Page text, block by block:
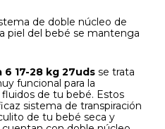
de doble núcleo de
piel del bebé se mantenga
6 17-28 kg 27uds se trata
funcional para la
de tu bebé. Estos
sistema de transpiración
de tu bebé seca y